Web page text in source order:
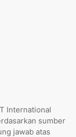
International
sumber
jawab atas